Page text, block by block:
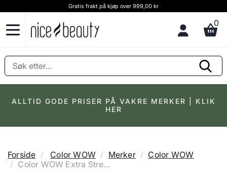
Gratis frakt på kjøp over 999,00 kr
0
ALLTID GODE PRISER PÅ VAKRE MERKER | KLIK
HER
Forside Color WOW Merker
Color WOW
Color WOW Extra Stre...